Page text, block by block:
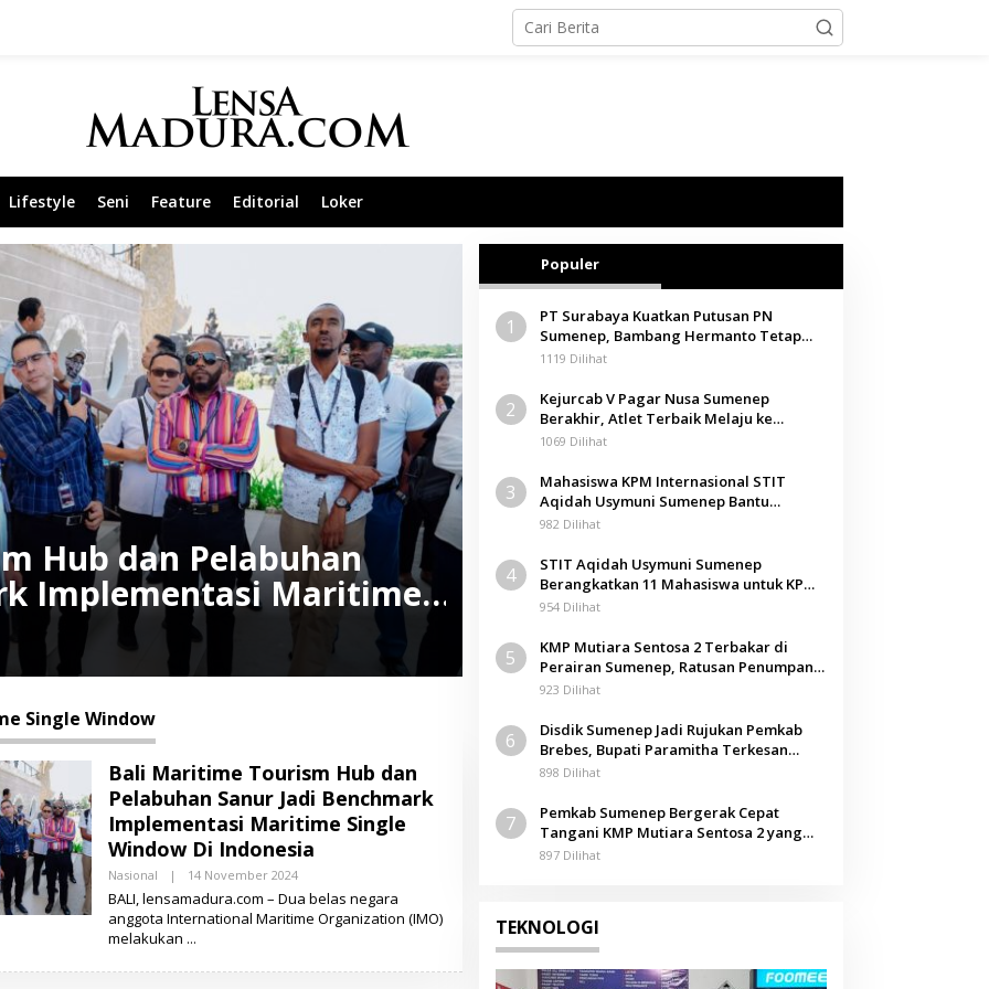
Lifestyle Seni Feature Editorial Loker
Hub dan Pelabuhan
Implementasi Maritime
Single Window
Bali Maritime Tourism Hub dan
Pelabuhan Sanur Jadi Benchmark
Implementasi Maritime Single
Window Di Indonesia
Nasional | 14 November 2024O
E
H
BALI, lensamadura.com – Dua belas negara
anggota International Maritime Organization (IMO)
melakukan
Populer
1
PT Surabaya Kuatkan Putusan PN
Sumenep, Bambang Hermanto Tetap
Dinyatakan Pemilik Sah Tanah di
1119 Dilihat
2
Kejurcab V Pagar Nusa Sumenep
Berakhir, Atlet Terbaik Melaju ke
Kejurwil Jatim
1069 Dilihat
3
Mahasiswa KPM Internasional STIT
Aqidah Usymuni Sumenep Bantu
Pengurusan Jenazah WNI di Malaysia
982 Dilihat
4
STIT Aqidah Usymuni Sumenep
Berangkatkan 11 Mahasiswa untuk KPM
Internasional di Malaysia
954 Dilihat
5
KMP Mutiara Sentosa 2 Terbakar di
Perairan Sumenep, Ratusan Penumpang
Dievakuasi
923 Dilihat
6
Disdik Sumenep Jadi Rujukan Pemkab
Brebes, Bupati Paramitha Terkesan
Pendidikan Berbasis Budaya
898 Dilihat
7
Pemkab Sumenep Bergerak Cepat
Tangani KMP Mutiara Sentosa 2 yang
Terbakar
897 Dilihat
TEKNOLOGI